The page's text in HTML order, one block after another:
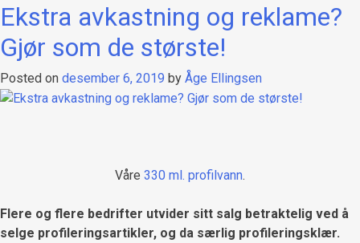
Ekstra avkastning og reklame?
Gjør som de største!
Posted on desember 6, 2019 by Åge Ellingsen
Våre 330 ml. profilvann.
Flere og flere bedrifter utvider sitt salg betraktelig ved å
selge profileringsartikler, og da særlig profileringsklær.